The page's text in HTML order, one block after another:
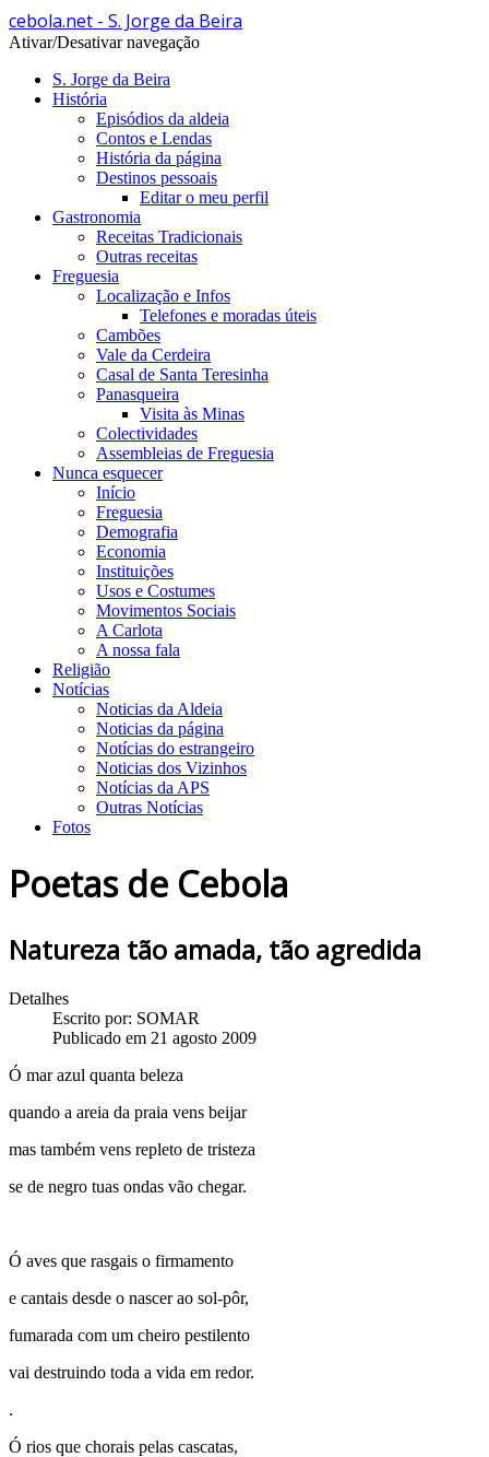
cebola.net - S. Jorge da Beira
Ativar/Desativar navegação
S. Jorge da Beira
História
Episódios da aldeia
Contos e Lendas
História da página
Destinos pessoais
Editar o meu perfil
Gastronomia
Receitas Tradicionais
Outras receitas
Freguesia
Localização e Infos
Telefones e moradas úteis
Cambões
Vale da Cerdeira
Casal de Santa Teresinha
Panasqueira
Visita às Minas
Colectividades
Assembleias de Freguesia
Nunca esquecer
Início
Freguesia
Demografia
Economia
Instituições
Usos e Costumes
Movimentos Sociais
A Carlota
A nossa fala
Religião
Notícias
Noticias da Aldeia
Noticias da página
Notícias do estrangeiro
Noticias dos Vizinhos
Notícias da APS
Outras Notícias
Fotos
Poetas de Cebola
Natureza tão amada, tão agredida
Detalhes
Escrito por: SOMAR
Publicado em 21 agosto 2009
Ó mar azul quanta beleza
quando a areia da praia vens beijar
mas também vens repleto de tristeza
se de negro tuas ondas vão chegar.
Ó aves que rasgais o firmamento
e cantais desde o nascer ao sol-pôr,
fumarada com um cheiro pestilento
vai destruindo toda a vida em redor.
.
Ó rios que chorais pelas cascatas,